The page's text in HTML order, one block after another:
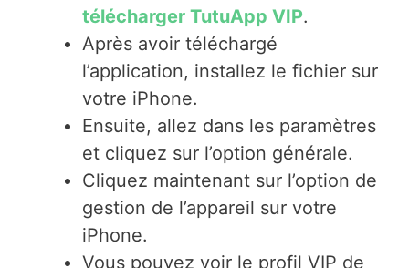
télécharger TutuApp VIP.
Après avoir téléchargé
l’application, installez le fichier sur
votre iPhone.
Ensuite, allez dans les paramètres
et cliquez sur l’option générale.
Cliquez maintenant sur l’option de
gestion de l’appareil sur votre
iPhone.
Vous pouvez voir le profil VIP de